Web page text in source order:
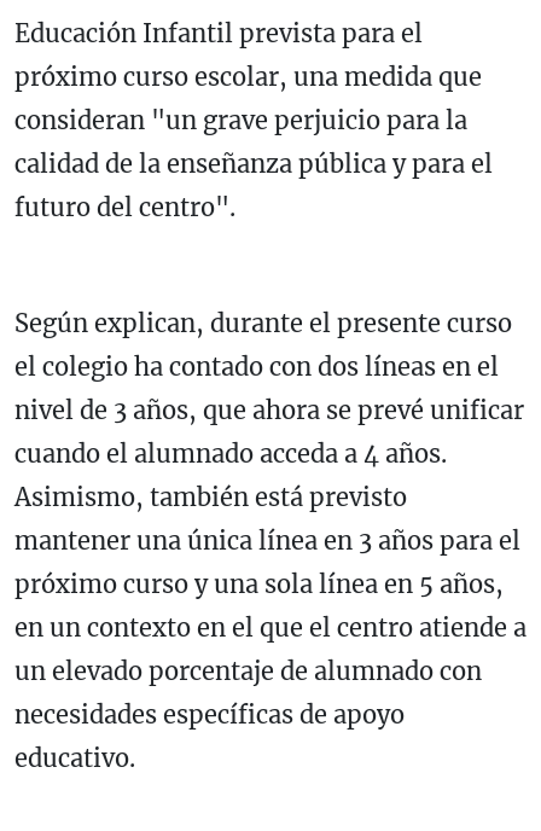
Educación Infantil prevista para el
próximo curso escolar, una medida que
consideran "un grave perjuicio para la
calidad de la enseñanza pública y para el
futuro del centro".
Según explican, durante el presente curso
el colegio ha contado con dos líneas en el
nivel de 3 años, que ahora se prevé unificar
cuando el alumnado acceda a 4 años.
Asimismo, también está previsto
mantener una única línea en 3 años para el
próximo curso y una sola línea en 5 años,
en un contexto en el que el centro atiende a
un elevado porcentaje de alumnado con
necesidades específicas de apoyo
educativo.